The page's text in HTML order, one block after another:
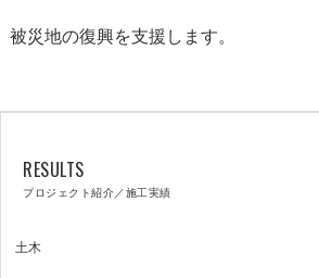
災地の復興を支援します。
RESULTS
プロジェクト紹介／施工実績
土木